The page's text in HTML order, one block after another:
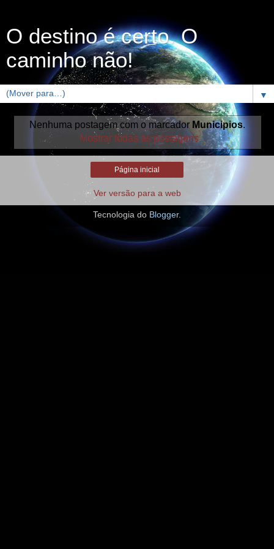
O destino é certo. O
caminho não!
▼
Nenhuma postagem com o marcador Municipios.
Mostrar todas as postagens
Página inicial
Ver versão para a web
Tecnologia do Blogger.